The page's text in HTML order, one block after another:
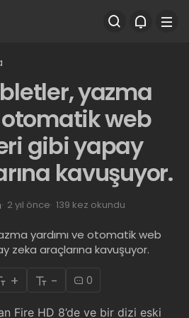
yazma
otomatik web
gibi yapay
kavuşuyor.
2 yıl önce 139 kez okundu
+ - 0
Fire HD 8’de ve bir dizi eski